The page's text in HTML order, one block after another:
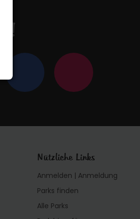
Nützliche Links
Anmelden | Anmeldung
Parks finden
Alle Parks